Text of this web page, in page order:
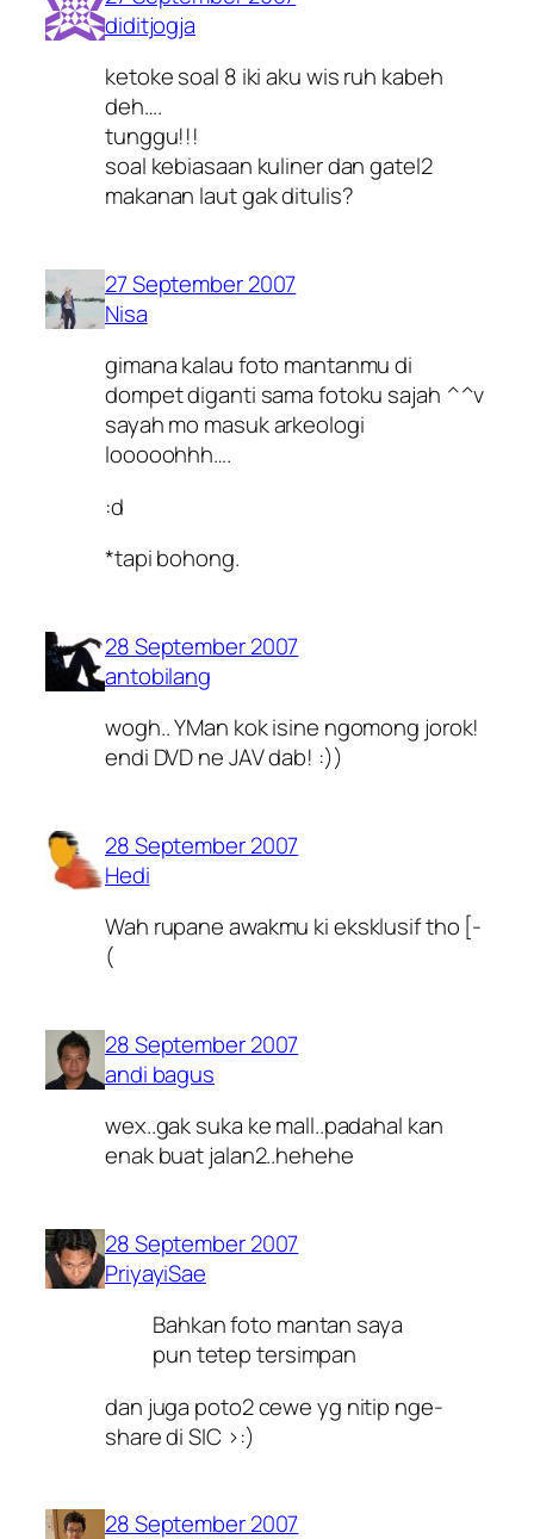
diditjogja
ketoke soal 8 iki aku wis ruh kabeh
deh….
tunggu!!!
soal kebiasaan kuliner dan gatel2
makanan laut gak ditulis?
27 September 2007
Nisa
gimana kalau foto mantanmu di
dompet diganti sama fotoku sajah ^^v
sayah mo masuk arkeologi
looooohhh….
:d
*tapi bohong.
28 September 2007
antobilang
wogh.. YMan kok isine ngomong jorok!
endi DVD ne JAV dab! :))
28 September 2007
Hedi
Wah rupane awakmu ki eksklusif tho [-
(
28 September 2007
andi bagus
wex..gak suka ke mall..padahal kan
enak buat jalan2..hehehe
28 September 2007
PriyayiSae
Bahkan foto mantan saya
pun tetep tersimpan
dan juga poto2 cewe yg nitip nge-
share di SIC >:)
28 September 2007